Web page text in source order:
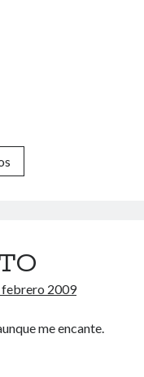
febrero 2009
me encante.